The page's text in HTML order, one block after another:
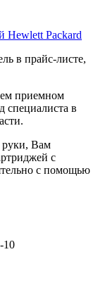
Hewlett Packard
в прайс-листе,
приемном
специалиста в
руки, Вам
с
с помощью
10